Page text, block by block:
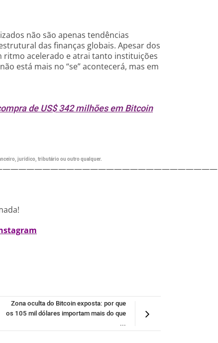
não são apenas tendências
das finanças globais. Apesar dos
ritmo acelerado e atrai tanto instituições
está mais no “se” acontecerá, mas em
de US$ 342 milhões em Bitcoin
jurídico, tributário ou outro qualquer.
Zona oculta do Bitcoin exposta: por que
os 105 mil dólares importam mais do que
...